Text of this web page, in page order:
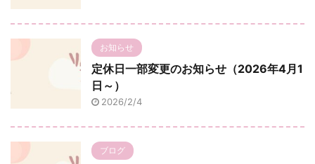
お知らせ
定休日一部変更のお知らせ（2026年4月1
日～）
2026/2/4
ブログ